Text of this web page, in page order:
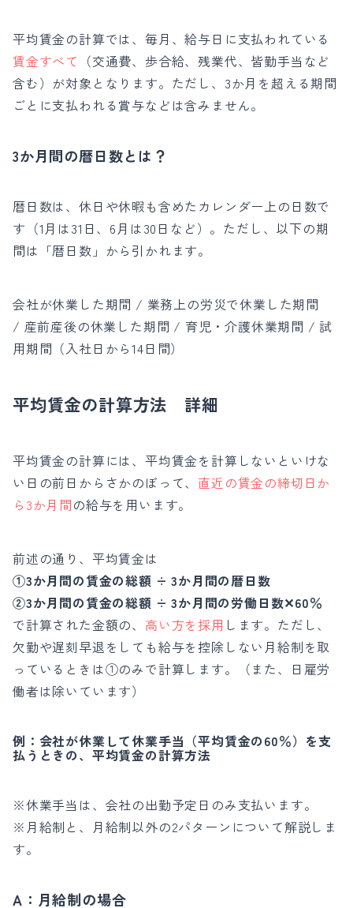
平均賃金の計算では、毎月、給与日に支払われている
賃金すべて （交通費、歩合給、残業代、皆勤手当など
含む）が対象となります。 ただし、3か月を超える期間
ごとに支払われる賞与などは含みません。
3か月間の暦日数とは？
暦日数は、休日や休暇も含めたカレンダー上の日数で
す（1月は31日、6月は30日など）。 ただし、以下の期
間は「暦日数」から引かれます。
会社が休業した期間 / 業務上の労災で休業した期間
/ 産前産後の休業した期間 / 育児・介護休業期間 /試
用期間（入社日から14日間）
平均賃金の計算方法 詳細
平均賃金の計算には、平均賃金を計算しないといけな
い日の前日からさかのぼって、 直近の賃金の締切日か
ら3か月間の給与を用います。
前述の通り、平均賃金は
①3か月間の賃金の総額 ÷ 3か月間の暦日数
②3か月間の賃金の総額 ÷ 3か月間の労働日数✕60％
で計算された金額の、 高い方を採用 します。ただし、
欠勤や遅刻早退をしても給与を控除しない月給制を取
っているときは①のみで計算します。（また、日雇労
働者は除いています）
例： 会社が休業して休業手当（平均賃金の60％）を支
払うときの、平均賃金の計算方法
※休業手当は、会社の出勤予定日のみ支払います。
※月給制と、月給制以外の2パターンについて解説しま
す。
A：月給制の場合